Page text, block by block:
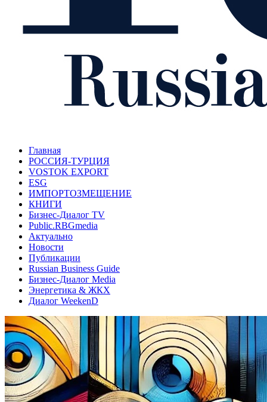
Главная
РОССИЯ-ТУРЦИЯ
VOSTOK EXPORT
ESG
ИМПОРТОЗМЕЩЕНИЕ
КНИГИ
Бизнес-Диалог TV
Public.RBGmedia
Актуально
Новости
Публикации
Russian Business Guide
Бизнес-Диалог Media
Энергетика & ЖКХ
Диалог WeekenD